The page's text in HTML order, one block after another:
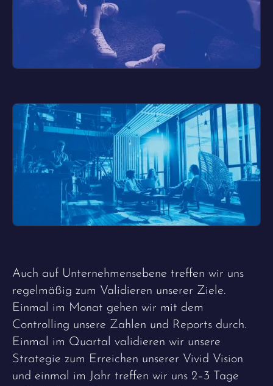
Auch auf Unternehmensebene treffen wir uns
regelmäßig zum Validieren unserer Ziele.
Einmal im Monat gehen wir mit dem
Controlling unsere Zahlen und Reports durch.
Einmal im Quartal validieren wir unsere
Strategie zum Erreichen unserer Vivid Vision
und einmal im Jahr treffen wir uns 2–3 Tage